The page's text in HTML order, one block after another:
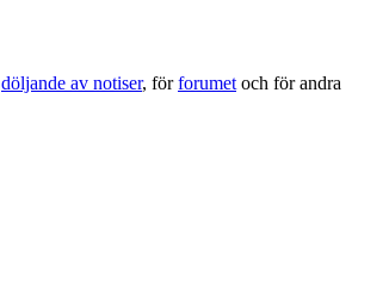
döljande av notiser, förforumet och för andra